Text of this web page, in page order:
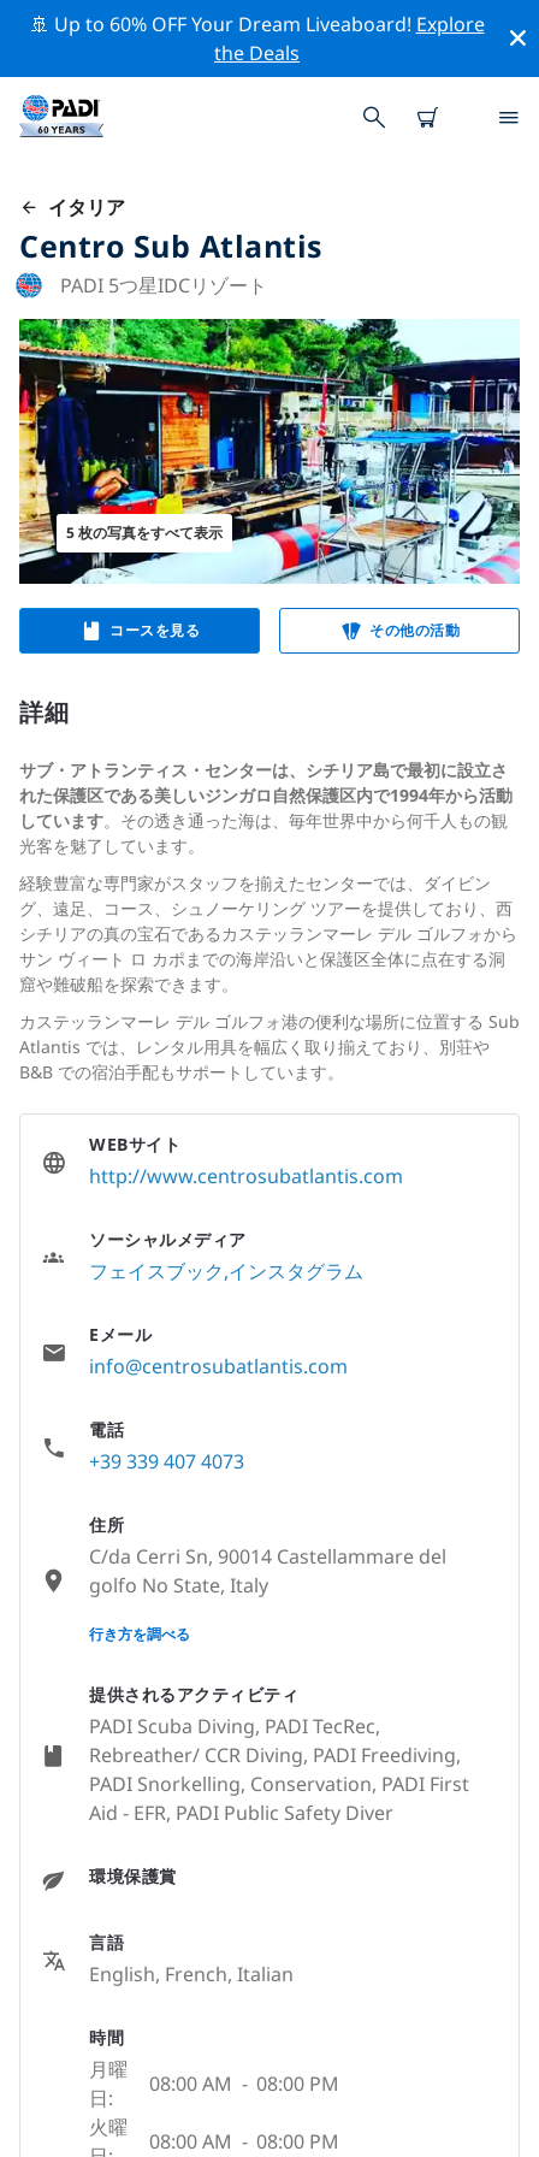
🚢 Up to 60% OFF Your Dream Liveaboard! Explore
the Deals
イタリア
Centro Sub Atlantis
PADI 5つ星IDCリゾート
5 枚の写真をすべて表示
コースを見る その他の活動
詳細
サブ・アトランティス・センターは、シチリア島で最初に設立さ
れた保護区である美しいジンガロ自然保護区内で1994年から活動
しています。その透き通った海は、毎年世界中から何千人もの観
光客を魅了しています。
経験豊富な専門家がスタッフを揃えたセンターでは、ダイビン
グ、遠足、コース、シュノーケリング ツアーを提供しており、西
シチリアの真の宝石であるカステッランマーレ デル ゴルフォから
サン ヴィート ロ カポまでの海岸沿いと保護区全体に点在する洞
窟や難破船を探索できます。
カステッランマーレ デル ゴルフォ港の便利な場所に位置する Sub
Atlantis では、レンタル用具を幅広く取り揃えており、別荘や
B&B での宿泊手配もサポートしています。
提供されるアクティビティ
PADI Scuba Diving, PADI TecRec,
Rebreather/ CCR Diving, PADI Freediving,
PADI Snorkelling, Conservation, PADI First
Aid - EFR, PADI Public Safety Diver
環境保護賞
言語
English, French, Italian
時間
月曜
日:
08:00 AM - 08:00 PM
火曜
08:00 AM - 08:00 PM
WEBサイト
http://www.centrosubatlantis.com
ソーシャルメディア
フェイスブック インスタグラム
Eメール
info@centrosubatlantis.com
電話
+39 339 407 4073
住所
C/da Cerri Sn, 90014 Castellammare del
golfo No State, Italy
None
行き方を調べる